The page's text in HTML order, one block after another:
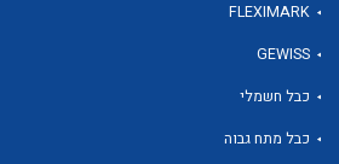
FLEXIMARK
GEWISS
כבל חשמלי
כבל מתח גבוה